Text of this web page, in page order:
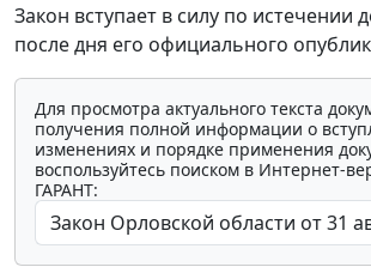
Закон вступает в силу по истечении
после дня его официального
Для просмотра актуального текста
получения полной информации о
изменениях и порядке применения
воспользуйтесь поиском в Интернет-
ГАРАНТ: